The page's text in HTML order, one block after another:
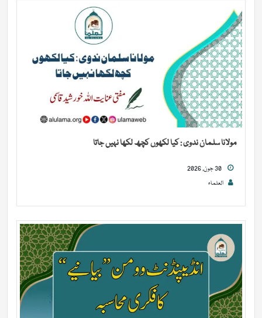
مولانا سلمان ندوی : کیا لکھوں کچھ لکھا نہیں جاتا
العلماء